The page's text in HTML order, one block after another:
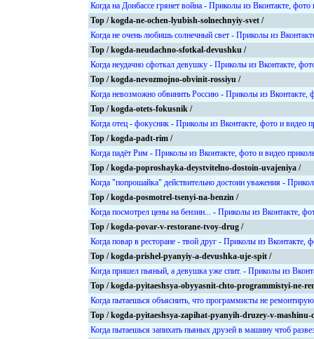
Когда на Донбассе грянет война - Приколы из Вконтакте,
Top / kogda-ne-ochen-lyubish-solnechnyiy-svet /
Когда не очень любишь солнечный свет - Приколы из
Top / kogda-neudachno-sfotkal-devushku /
Когда неудачно сфоткал девушку - Приколы из Вконтакте,
Top / kogda-nevozmojno-obvinit-rossiyu /
Когда невозможно обвинить Россию - Приколы из Вконтакте,
Top / kogda-otets-fokusnik /
Когда отец - фокусник - Приколы из Вконтакте, фото и видео
Top / kogda-padt-rim /
Когда падёт Рим - Приколы из Вконтакте, фото и видео
Top / kogda-poproshayka-deystvitelno-dostoin-uvajeniya /
Когда "попрошайка" действительно достоин уважения -
Top / kogda-posmotrel-tsenyi-na-benzin /
Когда посмотрел цены на бензин... - Приколы из Вконтакте,
Top / kogda-povar-v-restorane-tvoy-drug /
Когда повар в ресторане - твой друг - Приколы из Вконтакте,
Top / kogda-prishel-pyanyiy-a-devushka-uje-spit /
Когда пришел пьяный, а девушка уже спит. - Приколы из
Top / kogda-pyitaeshsya-obyyasnit-chto-programmistyi-ne-
Когда пытаешься объяснить, что программисты не
Top / kogda-pyitaeshsya-zapihat-pyanyih-druzey-v-mashinu-
Когда пытаешься запихать пьяных друзей в машину чтоб